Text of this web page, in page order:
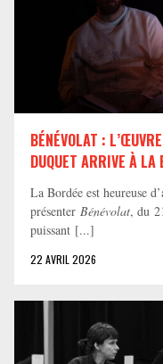
BÉNÉVOLAT :
DUQUET ARRIVE À LA
La Bordée est heureuse
présenter Bénévolat, du
puissant [...]
22 AVRIL 2026